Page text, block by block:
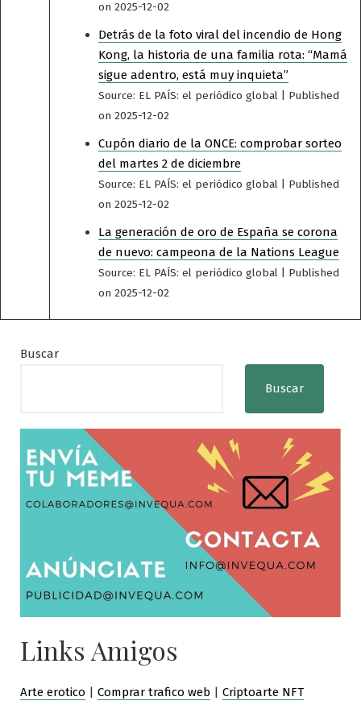
on 2025-12-02
Detrás de la foto viral del incendio de Hong
Kong, la historia de una familia rota: “Mamá
sigue adentro, está muy inquieta”
Source: EL PAÍS: el periódico global
Published
on 2025-12-02
Cupón diario de la ONCE: comprobar sorteo
del martes 2 de diciembre
Source: EL PAÍS: el periódico global
Published
on 2025-12-02
La generación de oro de España se corona
de nuevo: campeona de la Nations League
Source: EL PAÍS: el periódico global
Published
on 2025-12-02
Buscar
Buscar
Links Amigos
Arte erotico | Comprar trafico web | Criptoarte NFT